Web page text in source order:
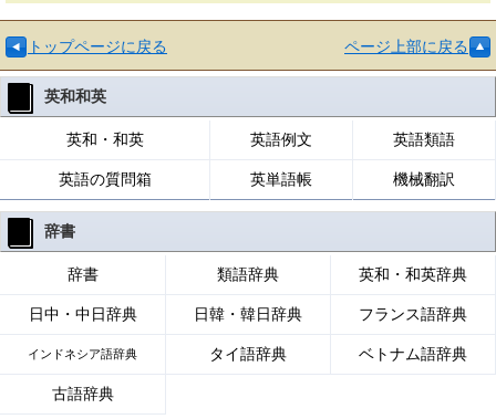
トップページに戻る ページ上部に戻る
英和和英
英和・和英 英語例文 英語類語
英語の質問箱 英単語帳 機械翻訳
辞書
辞書 類語辞典 英和・和英辞典
日中・中日辞典 日韓・韓日辞典 フランス語辞典
インドネシア語辞典 タイ語辞典 ベトナム語辞典
古語辞典